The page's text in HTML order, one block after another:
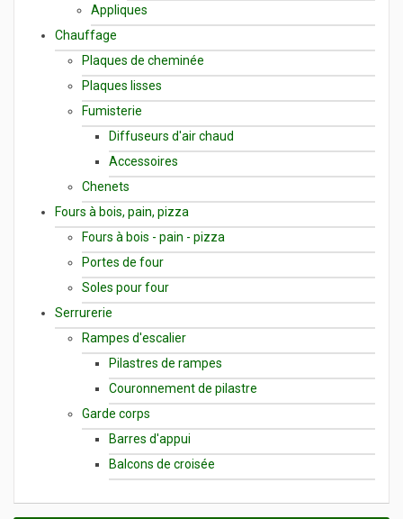
Appliques
Chauffage
Plaques de cheminée
Plaques lisses
Fumisterie
Diffuseurs d'air chaud
Accessoires
Chenets
Fours à bois, pain, pizza
Fours à bois - pain - pizza
Portes de four
Soles pour four
Serrurerie
Rampes d'escalier
Pilastres de rampes
Couronnement de pilastre
Garde corps
Barres d'appui
Balcons de croisée